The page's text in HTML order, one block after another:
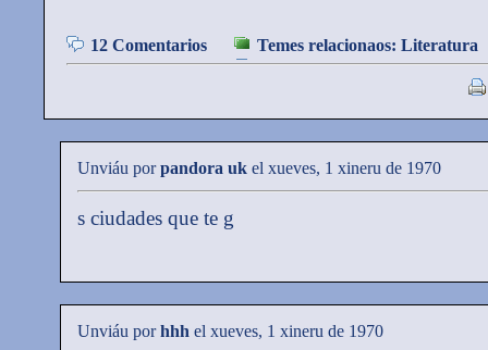
12 Comentarios Temes relacionaos: Literatura
Unviáu porpandora uk el xueves, 1 xineru de 1970
s ciudades que te g
Unviáu porhhh el xueves, 1 xineru de 1970